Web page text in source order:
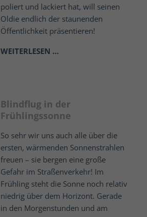
poliert und lackiert hat, will seinen
Oldie endlich der staunenden
Öffentlichkeit präsentieren!
WEITERLESEN …
Blindflug in der
Frühlingssonne
So sehr wir uns auch alle über die
ersten, wärmenden Sonnenstrahlen
freuen – sie bergen eine große
Gefahr im Straßenverkehr! Im
Frühling steht die Sonne noch relativ
niedrig über dem Horizont. Gerade
in den Morgenstunden und am